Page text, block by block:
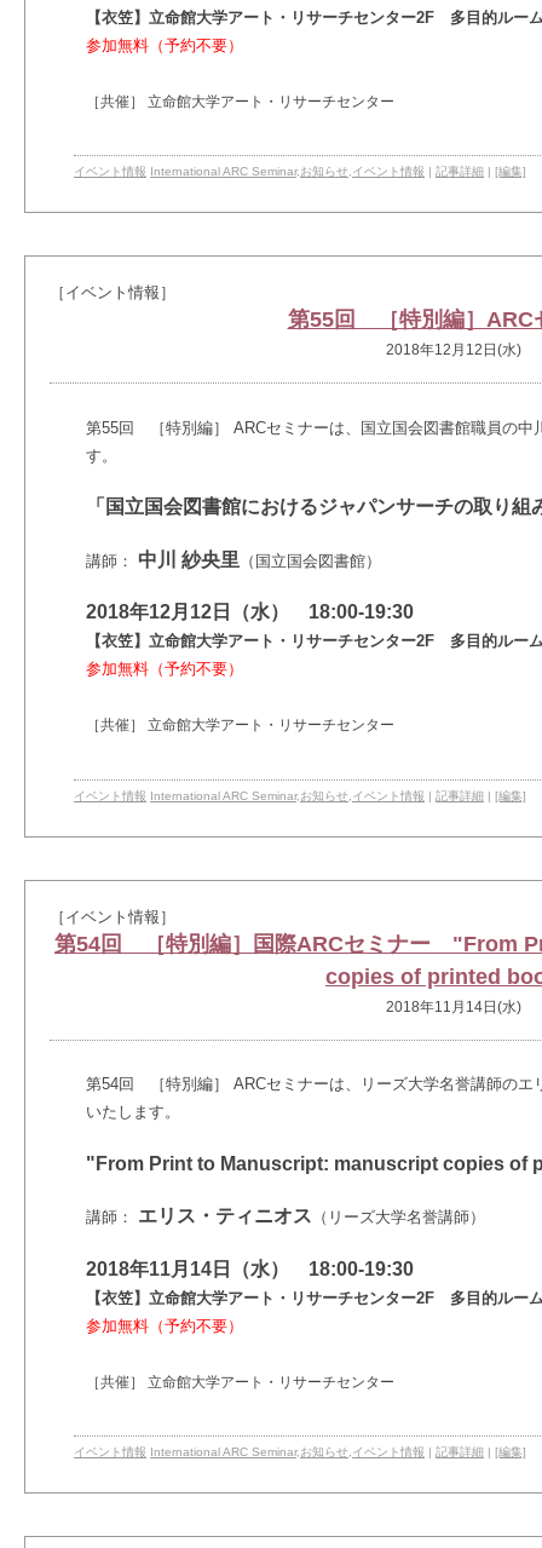
【衣笠】立命館大学アート・リサーチセンター2F 多目的ルー
参加無料（予約不要）
［共催］ 立命館大学アート・リサーチセンター
イベント情報 International ARC Seminar, お知らせ イベント情報 | 記事詳細 | [編集]
［イベント情報］
第55回 ［特別編］ARC
2018年12月12日(水)
第55回 ［特別編］ ARCセミナーは、国立国会図書館職員の
す。
「国立国会図書館におけるジャパンサーチの取り組
講師： 中川 紗央里 （国立国会図書館）
2018年12月12日（水） 18:00-19:30
【衣笠】立命館大学アート・リサーチセンター2F 多目的ルー
参加無料（予約不要）
［共催］ 立命館大学アート・リサーチセンター
イベント情報 International ARC Seminar, お知らせ イベント情報 | 記事詳細 | [編集]
［イベント情報］
第54回 ［特別編］国際ARCセミナー "From
copies of printed
2018年11月14日(水)
第54回 ［特別編］ ARCセミナーは、リーズ大学名誉講師の
いたします。
"From Print to Manuscript: manuscript copies of
講師： エリス・ティニオス （リーズ大学名誉講師）
2018年11月14日（水） 18:00-19:30
【衣笠】立命館大学アート・リサーチセンター2F 多目的ルー
参加無料（予約不要）
［共催］ 立命館大学アート・リサーチセンター
イベント情報 International ARC Seminar, お知らせ イベント情報 | 記事詳細 | [編集]